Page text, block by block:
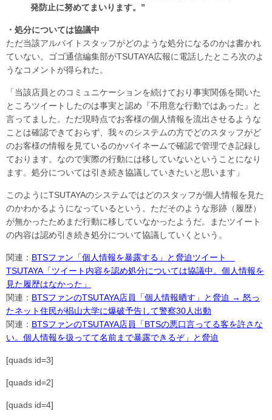
発防止に努めてまいります。”
・処分については協議中
ただ当該アルバイトスタッフがどのような処分になるのかは書かれ
ていない。ゴゴ通信編集部がTSUTAYA広報に電話したところ次のよ
うなコメントが得られた。
「当該店員とのコミュニケーションを続けており事実関係を聞いた
ところツイートしたのは事実と認め『不用意な行動ではあった』と
言ってました。ただ現時点でお客様の個人情報を流出させるような
ことは確認できておらず、我々のシステムの方でどのスタッフがど
のお客様の情報を見ているのかバイネームで確認で管理でき記録し
ております。なので実際の行動には移していないということになり
ます。処分については引き続き協議していきたいと思います」
このようにTSUTAYAのシステムではどのスタッフが個人情報を見た
のかわかるようになっているという。ただそのような形跡（履歴）
が無かったためまだ行動に移していなかったようだ。またツイート
の内容は認め引き続き処分について協議していくという。
関連： BTSファン「個人情報を暴露する」と脅迫ツイート
TSUTAYA「ツイート内容を認め処分については協議中。個人情報を
見た履歴はなかった」
関連： BTSファンのTSUTAYA店員「個人情報晒す」と脅迫 → 怒っ
たネット住民が椙山大学に爆破予告して警察30人出動
関連： BTSファンのTSUTAYA店員「BTSの悪口言ってる客を許さな
い。個人情報を扱ってて名前まで暴露できるぞ」と脅迫
[quads id=3]
[quads id=2]
[quads id=4]